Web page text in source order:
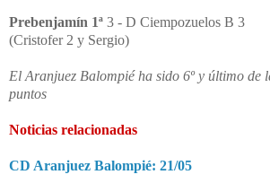
Prebenjamín 1ª 3 - D Ciempozuelos B 3
(Cristofer 2 y Sergio)
El Aranjuez Balompié ha sido 6º y último de
puntos
Noticias relacionadas
CD Aranjuez Balompié: 21/05